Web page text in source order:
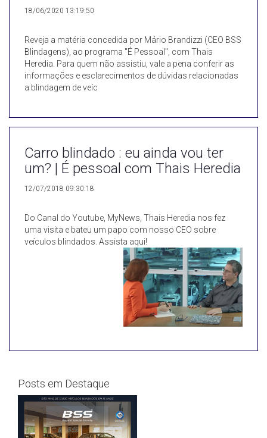
18/06/2020 13:19:50
Reveja a matéria concedida por Mário Brandizzi (CEO BSS
Blindagens), ao programa "É Pessoal", com Thais
Heredia. Para quem não assistiu, vale a pena conferir as
informações e esclarecimentos de dúvidas relacionadas
a blindagem de veíc
Carro blindado : eu ainda vou ter
um? | É pessoal com Thais Heredia
12/07/2018 09:30:18
Do Canal do Youtube, MyNews, Thais Heredia nos fez
uma visita e bateu um papo com nosso CEO sobre
veículos blindados. Assista aqui!
Posts em Destaque